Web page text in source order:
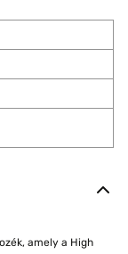
amely a High